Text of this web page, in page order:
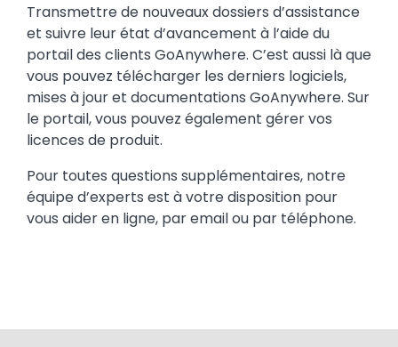
Transmettre de nouveaux dossiers d’assistance
et suivre leur état d’avancement à l’aide du
portail des clients GoAnywhere. C’est aussi là que
vous pouvez télécharger les derniers logiciels,
mises à jour et documentations GoAnywhere. Sur
le portail, vous pouvez également gérer vos
licences de produit.
Pour toutes questions supplémentaires, notre
équipe d’experts est à votre disposition pour
vous aider en ligne, par email ou par téléphone.